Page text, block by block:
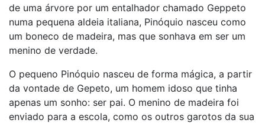
de uma árvore por um entalhador chamado Geppeto
numa pequena aldeia italiana, Pinóquio nasceu como
um boneco de madeira, mas que sonhava em ser um
menino de verdade.
O pequeno Pinóquio nasceu de forma mágica, a partir
da vontade de Gepeto, um homem idoso que tinha
apenas um sonho: ser pai. O menino de madeira foi
enviado para a escola, como os outros garotos da sua